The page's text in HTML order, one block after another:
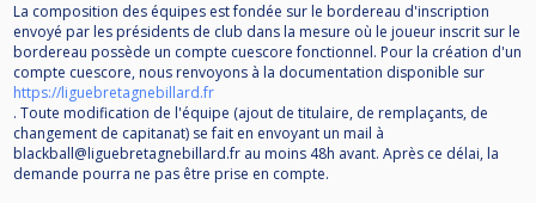
La composition des équipes est fondée sur le bordereau d'inscription
envoyé par les présidents de club dans la mesure où le joueur inscrit sur le
bordereau possède un compte cuescore fonctionnel. Pour la création d'un
compte cuescore, nous renvoyons à la documentation disponible sur
https://liguebretagnebillard.fr
. Toute modification de l'équipe (ajout de titulaire, de remplaçants, de
changement de capitanat) se fait en envoyant un mail à
blackball@liguebretagnebillard.fr au moins 48h avant. Après ce délai, la
demande pourra ne pas être prise en compte.